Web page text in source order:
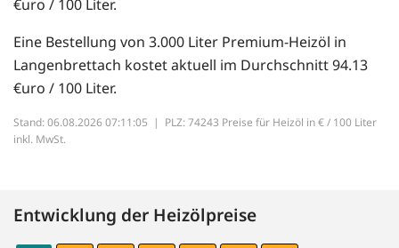
€uro / 100 Liter.
Eine Bestellung von 3.000 Liter Premium-Heizöl in
Langenbrettach kostet aktuell im Durchschnitt 94.13
€uro / 100 Liter.
Stand: 06.08.2026 07:11:05 | PLZ: 74243 Preise für Heizöl in € / 100 Liter
inkl. MwSt.
Entwicklung der Heizölpreise